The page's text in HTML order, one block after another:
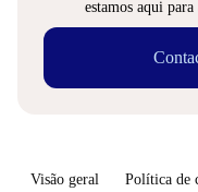
estamos aqui para
Visão geral Política de